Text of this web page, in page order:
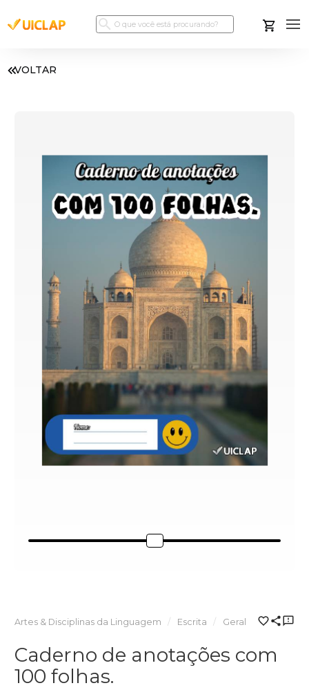
VOLTAR
Artes & Disciplinas da Linguagem Escrita Geral
Caderno de anotações com
100 folhas.